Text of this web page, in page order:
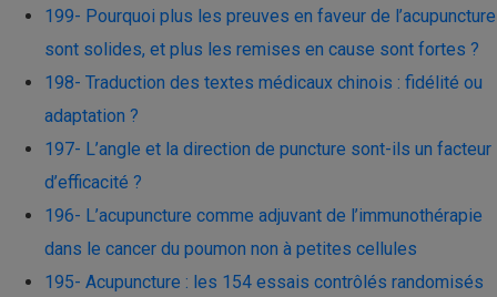
199- Pourquoi plus les preuves en faveur de l’acupuncture
sont solides, et plus les remises en cause sont fortes ?
198- Traduction des textes médicaux chinois : fidélité ou
adaptation ?
197- L’angle et la direction de puncture sont-ils un facteur
d’efficacité ?
196- L’acupuncture comme adjuvant de l’immunothérapie
dans le cancer du poumon non à petites cellules
195- Acupuncture : les 154 essais contrôlés randomisés